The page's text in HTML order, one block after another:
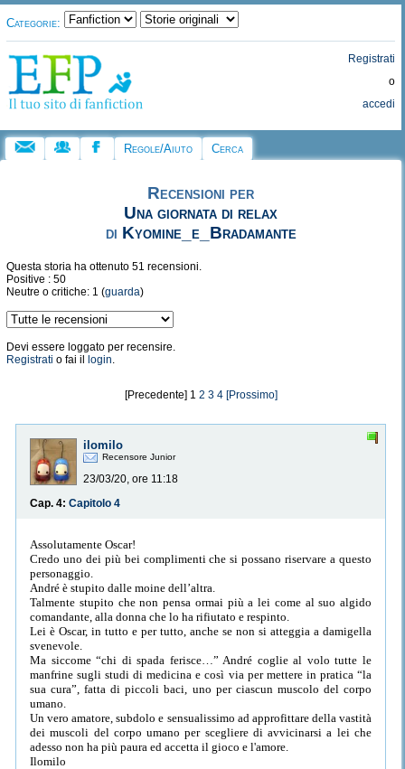
Categorie:
Registrati
o
accedi
Regole/Aiuto Cerca
Recensioni per
Una giornata di relax
di Kyomine_e_Bradamante
Questa storia ha ottenuto 51 recensioni.
Positive : 50
Neutre o critiche: 1 (guarda)
Devi essere loggato per recensire.
Registrati o fai il login.
[Precedente] 1 2 3 4 [Prossimo]
ilomilo
Recensore Junior
23/03/20, ore 11:18
Cap. 4: Capitolo 4
Assolutamente Oscar!
Credo uno dei più bei complimenti che si possano riservare a questo
personaggio.
André è stupito dalle moine dell’altra.
Talmente stupito che non pensa ormai più a lei come al suo algido
comandante, alla donna che lo ha rifiutato e respinto.
Lei è Oscar, in tutto e per tutto, anche se non si atteggia a damigella
svenevole.
Ma siccome “chi di spada ferisce…” André coglie al volo tutte le
manfrine sugli studi di medicina e così via per mettere in pratica “la
sua cura”, fatta di piccoli baci, uno per ciascun muscolo del corpo
umano.
Un vero amatore, subdolo e sensualissimo ad approfittare della vastità
dei muscoli del corpo umano per scegliere di avvicinarsi a lei che
adesso non ha più paura ed accetta il gioco e l'amore.
Ilomilo